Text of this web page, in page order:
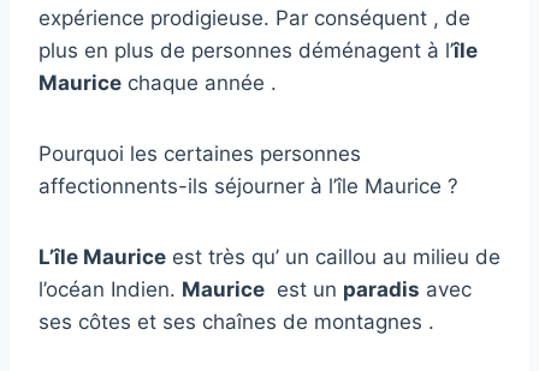
expérience prodigieuse. Par conséquent , de
plus en plus de personnes déménagent à l’île
Maurice chaque année .
Pourquoi les certaines personnes
affectionnents-ils séjourner à l’île Maurice ?
L’île Maurice est très qu’ un caillou au milieu de
l’océan Indien. Maurice est un paradis avec
ses côtes et ses chaînes de montagnes .